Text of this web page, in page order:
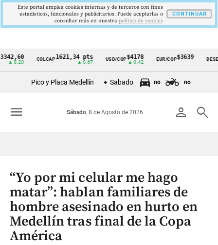
Cintillo
Colombia
COLCAP1621,34 pts USD/COP$4178
▲ 0.42
EUR/COP$3639
—
Pico y Placa Medellín Sabado no no
person search
Sábado, 8 de Agosto de 2026
menu
“Yo por mi celular me hago
matar”: hablan familiares de
hombre asesinado en hurto en
Medellín tras final de la Copa
América
Este portal emplea cookies internas y de terceros con fines
estadísticos, funcionales y publicitarios. Puede aceptarlas o
consultar más en nuestra politica de cookies
CONTINUAR